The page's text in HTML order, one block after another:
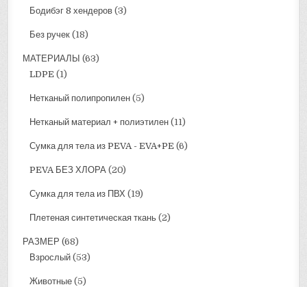
Бодибэг 8 хендеров (3)
Без ручек (18)
МАТЕРИАЛЫ (63)
LDPE (1)
Нетканый полипропилен (5)
Нетканый материал + полиэтилен (11)
Сумка для тела из PEVA - EVA+PE (6)
PEVA БЕЗ ХЛОРА (20)
Сумка для тела из ПВХ (19)
Плетеная синтетическая ткань (2)
РАЗМЕР (68)
Взрослый (53)
Животные (5)